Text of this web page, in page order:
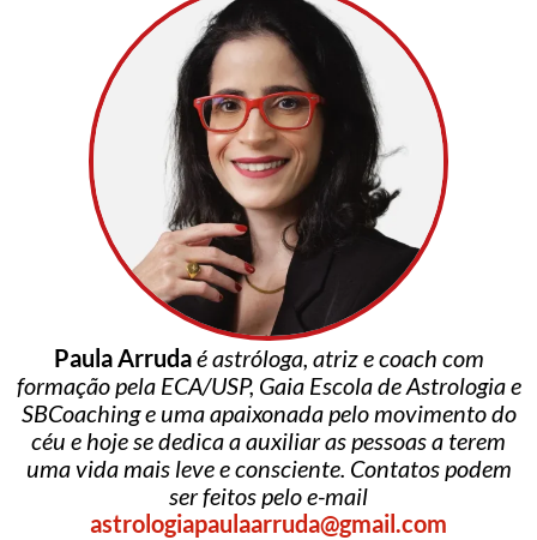
Paula Arrudaé astróloga, atriz e coach com
formação pela ECA/USP, Gaia Escola de Astrologia e
SBCoaching e uma apaixonada pelo movimento do
céu e hoje se dedica a auxiliar as pessoas a terem
uma vida mais leve e consciente. Contatos podem
ser feitos pelo e-mail
astrologiapaulaarruda@gmail.com